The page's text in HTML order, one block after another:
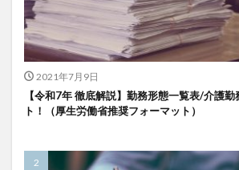
2021年7月9日
【令和7年 徹底解説】勤務形態一覧表/介護
ト！（厚生労働省推奨フォーマット）